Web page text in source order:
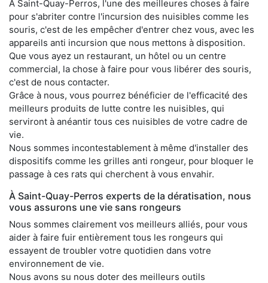
À Saint-Quay-Perros, l'une des meilleures choses à faire
pour s'abriter contre l'incursion des nuisibles comme les
souris, c'est de les empêcher d'entrer chez vous, avec les
appareils anti incursion que nous mettons à disposition.
Que vous ayez un restaurant, un hôtel ou un centre
commercial, la chose à faire pour vous libérer des souris,
c'est de nous contacter.
Grâce à nous, vous pourrez bénéficier de l'efficacité des
meilleurs produits de lutte contre les nuisibles, qui
serviront à anéantir tous ces nuisibles de votre cadre de
vie.
Nous sommes incontestablement à même d'installer des
dispositifs comme les grilles anti rongeur, pour bloquer le
passage à ces rats qui cherchent à vous envahir.
À Saint-Quay-Perros experts de la dératisation, nous
vous assurons une vie sans rongeurs
Nous sommes clairement vos meilleurs alliés, pour vous
aider à faire fuir entièrement tous les rongeurs qui
essayent de troubler votre quotidien dans votre
environnement de vie.
Nous avons su nous doter des meilleurs outils